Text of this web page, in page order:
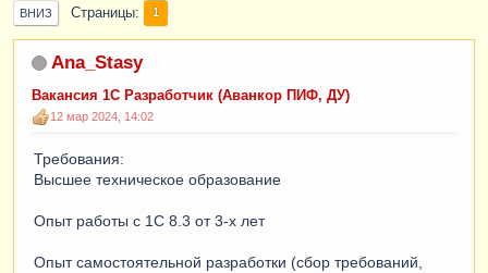
ВНИЗ Страницы 1
Ana_Stasy
Вакансия 1С Разработчик (Аванкор ПИФ, ДУ)
12 мар 2024, 14:02
Требования:
Высшее техническое образование
Опыт работы с 1С 8.3 от 3-х лет
Опыт самостоятельной разработки (сбор требований,